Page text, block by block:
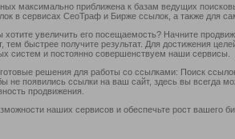
максимально приближена к базам ведущих
в сервисах СеоТраф и Бирже ссылок, а также для
хотите увеличить его посещаемость? Начните
тем быстрее получите результат. Для достижения
систем и постоянно совершенствуем наши сервисы.
решения для работы со ссылками: Поиск
не появились ссылки на ваш сайт, здесь вы всегда
продвижения.
наших сервисов и обеспечьте рост вашего